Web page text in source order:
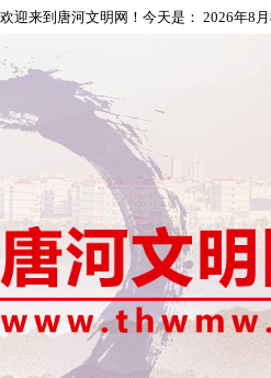
欢迎来到唐河文明网！今天是： 2026年8